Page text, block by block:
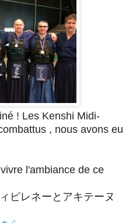
! Les Kenshi Midi-
, nous avons eu
l'ambiance de ce
ピレネーとアキテーヌ